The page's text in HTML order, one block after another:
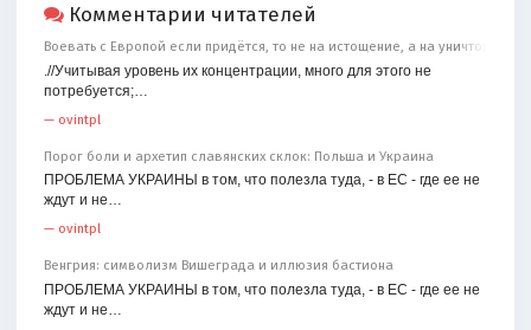
Комментарии читателей
Воевать с Европой если придётся, то не на истощение, а на уничтожение
.//Учитывая уровень их концентрации, много для этого не
потребуется;…
— ovintpl
Порог боли и архетип славянских склок: Польша и Украина
ПРОБЛЕМА УКРАИНЫ в том, что полезла туда, - в ЕС - где ее не
ждут и не…
— ovintpl
Венгрия: символизм Вишеграда и иллюзия бастиона
ПРОБЛЕМА УКРАИНЫ в том, что полезла туда, - в ЕС - где ее не
ждут и не…